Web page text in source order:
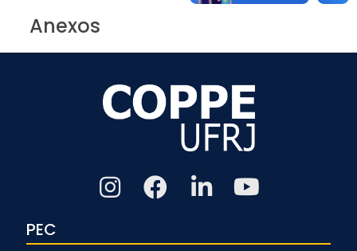
Anexos
PEC